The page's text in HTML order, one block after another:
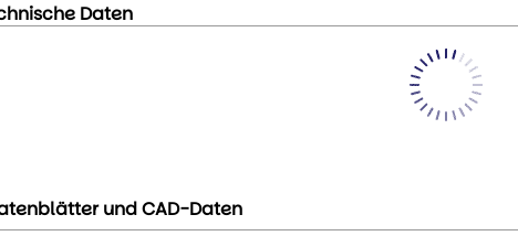
Daten
und CAD-Daten